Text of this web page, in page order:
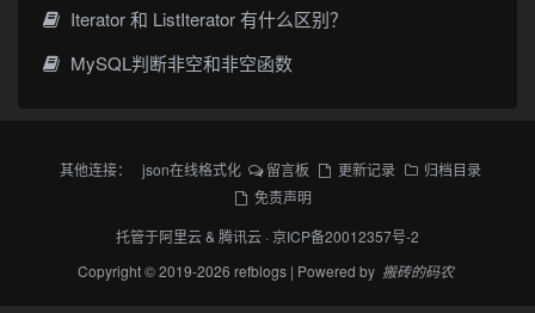
Iterator 和 ListIterator 有什么区别？
MySQL判断非空和非空函数
其他连接： json在线格式化 留言板 更新记录
归档目录
免责声明
托管于阿里云& 腾讯云 ·京ICP备20012357号-2
Copyright © 2019-2026 refblogs | Powered by 搬砖的码农